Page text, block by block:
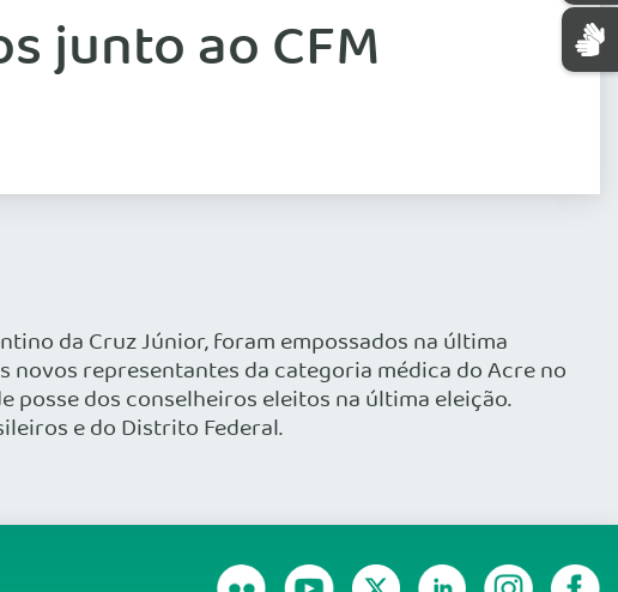
junto ao CFM
da Cruz Júnior, foram empossados na última
novos representantes da categoria médica do Acre no
posse dos conselheiros eleitos na última eleição.
e do Distrito Federal.